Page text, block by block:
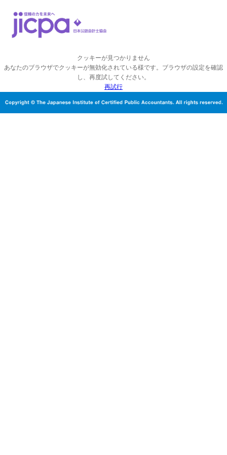
クッキーが見つかりません
あなたのブラウザでクッキーが無効化されている様です。ブラウザの設定を確認
し、再度試してください。
再試行